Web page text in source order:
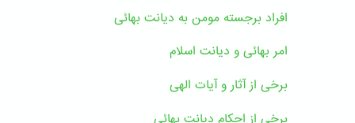
افراد برجسته مومن به دیانت بهائی
امر بهائی و دیانت اسلام
برخی از آثار و آیات الهی
برخی از احکام دیانت بهائی